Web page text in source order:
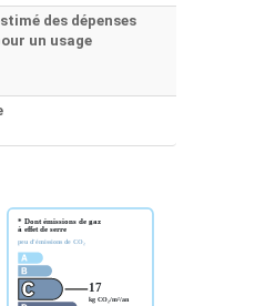
des dépenses
un usage